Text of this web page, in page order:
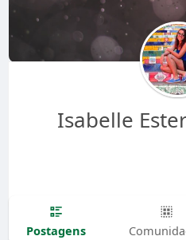
Isabelle
Postagens